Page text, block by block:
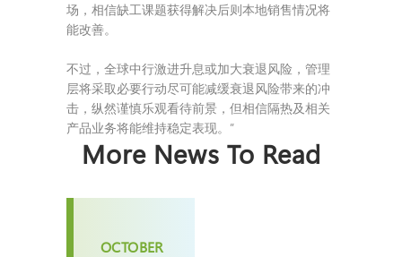
场，相信缺工课题获得解决后则本地销售情况将
能改善。
不过，全球中行激进升息或加大衰退风险，管理
层将采取必要行动尽可能减缓衰退风险带来的冲
击，纵然谨慎乐观看待前景，但相信隔热及相关
产品业务将能维持稳定表现。”
More News To Read
OCTOBER